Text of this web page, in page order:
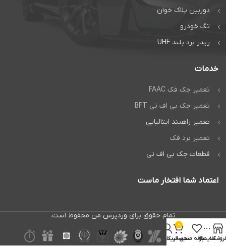
دوربین پلاک خوان
تگ خودرو
ریدر برد بلند UHF
خدمات
تعمیر جک فک FAAC
تعمیر جک بی اف تی BFT
تعمیر راهبند ایتالیایی
تعمیر برد فک
قطعات جک بی اف تی
اعتماد شما افتخار ماست
تمام حقوق برای وردپرس من محفوظ است.
سایدبارعلاقه مندی
0
سبد خرید
حساب کاربری من